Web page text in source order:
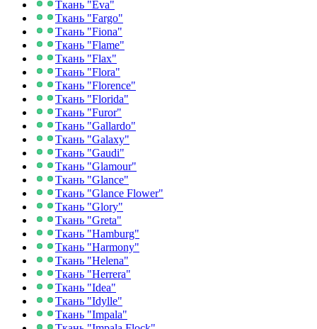
Ткань "Eva"
Ткань "Fargo"
Ткань "Fiona"
Ткань "Flame"
Ткань "Flax"
Ткань "Flora"
Ткань "Florence"
Ткань "Florida"
Ткань "Furor"
Ткань "Gallardo"
Ткань "Galaxy"
Ткань "Gaudi"
Ткань "Glamour"
Ткань "Glance"
Ткань "Glance Flower"
Ткань "Glory"
Ткань "Greta"
Ткань "Hamburg"
Ткань "Harmony"
Ткань "Helena"
Ткань "Herrera"
Ткань "Idea"
Ткань "Idylle"
Ткань "Impala"